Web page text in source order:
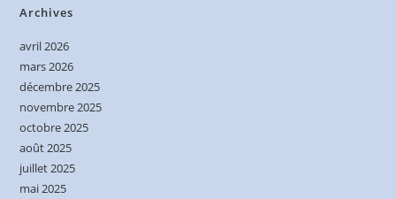
Archives
avril 2026
mars 2026
décembre 2025
novembre 2025
octobre 2025
août 2025
juillet 2025
mai 2025